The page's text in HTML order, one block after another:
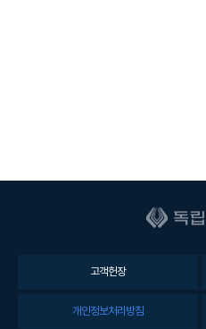
고객헌장
개인정보처리방침